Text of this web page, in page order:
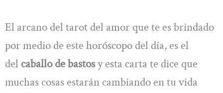
El arcano del tarot del amor que te es brindado
por medio de este horóscopo del día, es el
del caballo de bastosy esta carta te dice que
muchas cosas estarán cambiando en tu vida